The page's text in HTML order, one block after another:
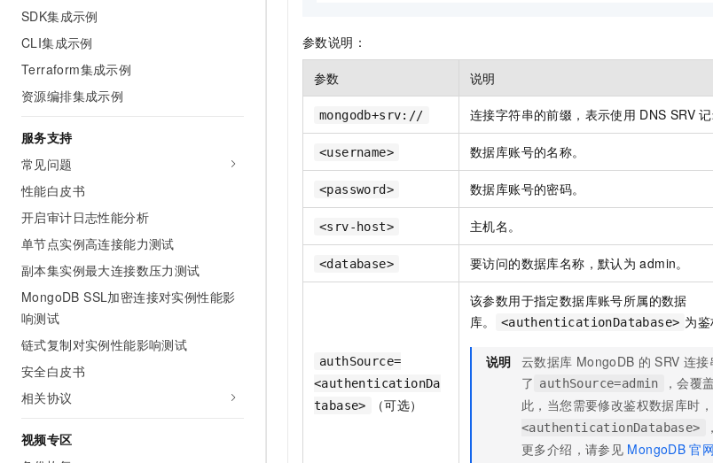
SDK集成示例
CLI集成示例
Terraform集成示例
资源编排集成示例
服务支持
常见问题
性能白皮书
开启审计日志性能分析
单节点实例高连接能力测试
副本集实例最大连接数压力测试
MongoDB SSL加密连接对实例性能影
响测试
链式复制对实例性能影响测试
安全白皮书
相关协议
视频专区
参数说明：
参数 说明
mongodb+srv:// 连接字符串的前缀，表示使用 DNS SRV
<username> 数据库账号的名称。
<password> 数据库账号的密码。
<srv-host> 主机名。
<database> 要访问的数据库名称，默认为 admin。
authSource=
<authenticationDa
tabase>
（可选）
该参数用于指定数据库账号所属的数据
库。
<authenticationDatabase> 为鉴
说明 云数据库 MongoDB 的 SRV 连接
了 authSource=admin ，会覆盖
此，当您需要修改鉴权数据库时
<authenticationDatabase>
更多介绍，请参见 MongoDB 官